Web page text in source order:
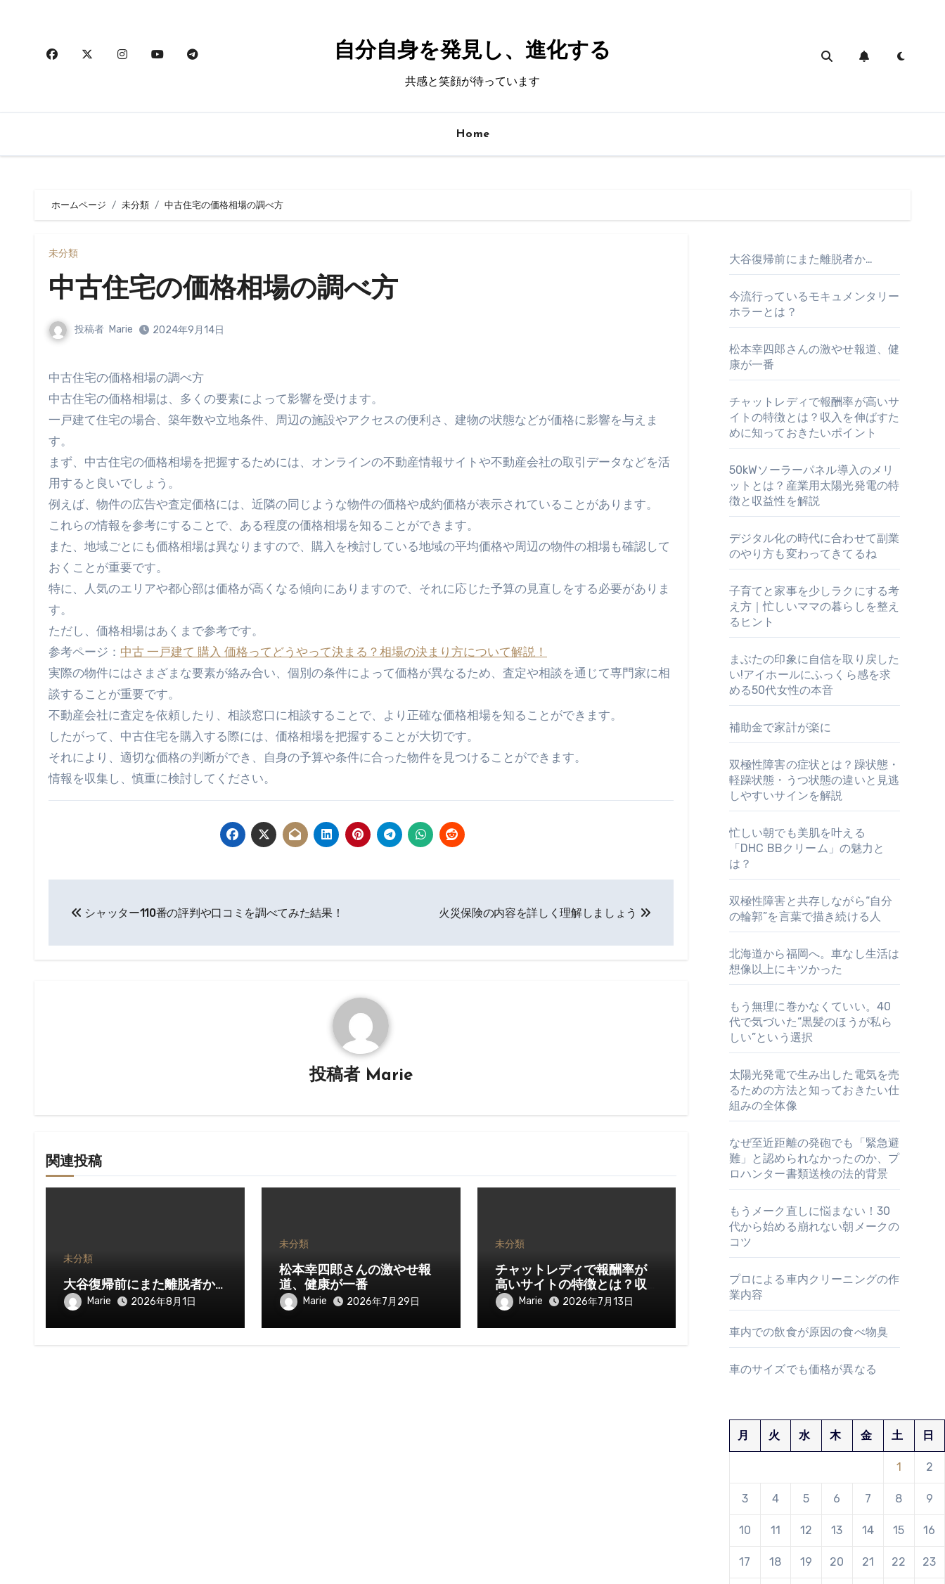
自分自身を発見し、進化する
共感と笑顔が待っています
Home
ホームページ 未分類 中古住宅の価格相場の調べ方
未分類
中古住宅の価格相場の調べ方
投稿者 Marie 2024年9月14日
中古住宅の価格相場の調べ方
中古住宅の価格相場は、多くの要素によって影響を受けます。
一戸建て住宅の場合、築年数や立地条件、周辺の施設やアクセスの便利さ、建物の状態などが価格に影響を与えま
す。
まず、中古住宅の価格相場を把握するためには、オンラインの不動産情報サイトや不動産会社の取引データなどを活
用すると良いでしょう。
例えば、物件の広告や査定価格には、近隣の同じような物件の価格や成約価格が表示されていることがあります。
これらの情報を参考にすることで、ある程度の価格相場を知ることができます。
また、地域ごとにも価格相場は異なりますので、購入を検討している地域の平均価格や周辺の物件の相場も確認して
おくことが重要です。
特に、人気のエリアや都心部は価格が高くなる傾向にありますので、それに応じた予算の見直しをする必要がありま
す。
ただし、価格相場はあくまで参考です。
参考ページ： 中古 一戸建て 購入 価格ってどうやって決まる？相場の決まり方について解説！
実際の物件にはさまざまな要素が絡み合い、個別の条件によって価格が異なるため、査定や相談を通じて専門家に相
談することが重要です。
不動産会社に査定を依頼したり、相談窓口に相談することで、より正確な価格相場を知ることができます。
したがって、中古住宅を購入する際には、価格相場を把握することが大切です。
それにより、適切な価格の判断ができ、自身の予算や条件に合った物件を見つけることができます。
情報を収集し、慎重に検討してください。
ナ
シャッター110番の評判や口コミを調べてみた結果！ 火災保険の内容を詳しく理解しましょう
投稿者 Marie
関連投稿
未分類
大谷復帰前にまた離脱者か…
Marie 2026年8月1日
未分類
松本幸四郎さんの激やせ報
道、健康が一番
Marie 2026年7月29日
未分類
チャットレディで報酬率が
高いサイトの特徴とは？収
入を伸ばすために知ってお
きたいポイント
Marie 2026年7月13日
大谷復帰前にまた離脱者か…
今流行っているモキュメンタリー
ホラーとは？
松本幸四郎さんの激やせ報道、健
康が一番
チャットレディで報酬率が高いサ
イトの特徴とは？収入を伸ばすた
めに知っておきたいポイント
50kWソーラーパネル導入のメリ
ットとは？産業用太陽光発電の特
徴と収益性を解説
デジタル化の時代に合わせて副業
のやり方も変わってきてるね
子育てと家事を少しラクにする考
え方｜忙しいママの暮らしを整え
るヒント
まぶたの印象に自信を取り戻した
い!アイホールにふっくら感を求
める50代女性の本音
補助金で家計が楽に
双極性障害の症状とは？躁状態・
軽躁状態・うつ状態の違いと見逃
しやすいサインを解説
忙しい朝でも美肌を叶える
「DHC BBクリーム」の魅力と
は？
双極性障害と共存しながら“自分
の輪郭”を言葉で描き続ける人
北海道から福岡へ。車なし生活は
想像以上にキツかった
もう無理に巻かなくていい。40
代で気づいた“黒髪のほうが私ら
しい”という選択
太陽光発電で生み出した電気を売
るための方法と知っておきたい仕
組みの全体像
なぜ至近距離の発砲でも「緊急避
難」と認められなかったのか、プ
ロハンター書類送検の法的背景
もうメーク直しに悩まない！30
代から始める崩れない朝メークの
コツ
プロによる車内クリーニングの作
業内容
車内での飲食が原因の食べ物臭
車のサイズでも価格が異なる
月 火 水 木 金 土 日
1 2
3 4 5 6 7 8 9
10 11 12 13 14 15 16
17 18 19 20 21 22 23